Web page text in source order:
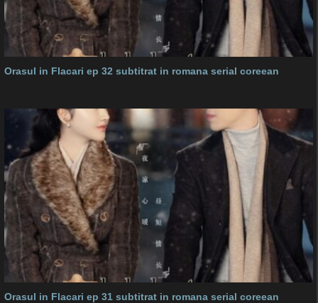
Orasul in Flacari ep 32 subtitrat in romana serial coreean
Orasul in Flacari ep 31 subtitrat in romana serial coreean